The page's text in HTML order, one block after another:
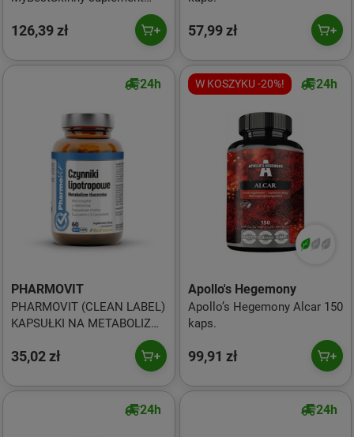
wiśniowy 222g
126,39 zł 57,99 zł
24h
PHARMOVIT
PHARMOVIT (CLEAN LABEL)
KAPSUŁKI NA METABOLIZM
LIPOTROPOWE)
35,02 zł
W KOSZYKU -20%! 24h
Apollo's Hegemony
Apollo’s Hegemony Alcar 150
kaps.
99,91 zł
24h 24h